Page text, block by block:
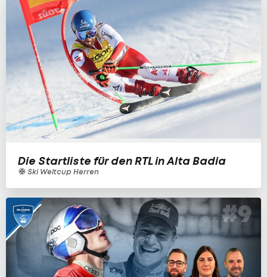
Die Startliste für den RTL in Alta Badia
Ski Weltcup Herren